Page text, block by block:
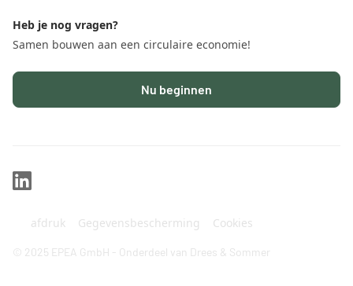
Heb je nog vragen?
Samen bouwen aan een circulaire economie!
Nu beginnen
© 2025 EPEA GmbH - Onderdeel van Drees & Sommer
afdruk Gegevensbescherming Cookies